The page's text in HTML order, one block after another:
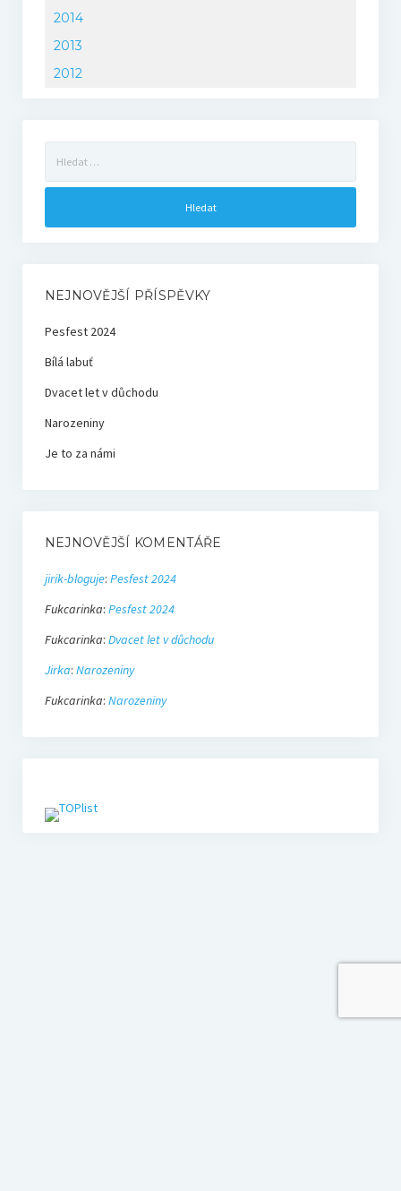
2014
2013
2012
NEJNOVĚJŠÍ PŘÍSPĚVKY
Pesfest 2024
Bílá labuť
Dvacet let v důchodu
Narozeniny
Je to za námi
NEJNOVĚJŠÍ KOMENTÁŘE
jirik-bloguje: Pesfest 2024
Fukcarinka: Pesfest 2024
Fukcarinka: Dvacet let v důchodu
Jirka: Narozeniny
Fukcarinka: Narozeniny